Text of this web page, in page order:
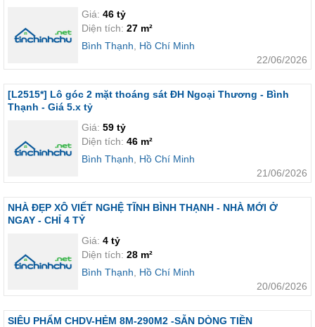
Giá: 46 tỷ
Diện tích: 27 m²
Bình Thạnh
Hồ Chí Minh
22/06/2026
[L2515*] Lô góc 2 mặt thoáng sát ĐH Ngoại Thương - Bình
Thạnh - Giá 5.x tỷ
Giá: 59 tỷ
Diện tích: 46 m²
Bình Thạnh
Hồ Chí Minh
21/06/2026
NHÀ ĐẸP XÔ VIẾT NGHỆ TĨNH BÌNH THẠNH - NHÀ MỚI Ở
NGAY - CHỈ 4 TỶ
Giá: 4 tỷ
Diện tích: 28 m²
Bình Thạnh
Hồ Chí Minh
20/06/2026
SIÊU PHẨM CHDV-HẺM 8M-290M2 -SẴN DÒNG TIỀN